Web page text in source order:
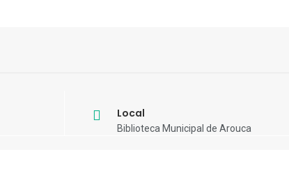
Local
Biblioteca Municipal de Arouca